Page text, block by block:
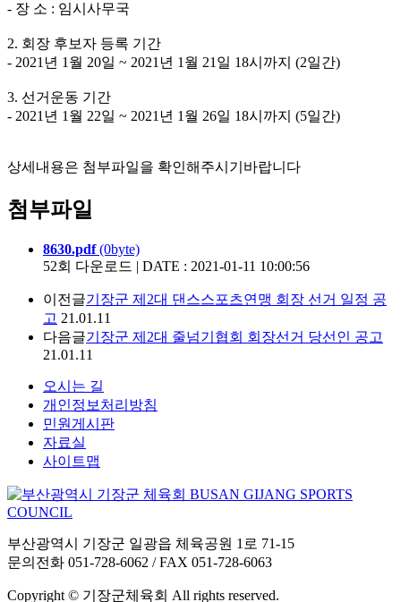
- 장 소 : 임시사무국
2. 회장 후보자 등록 기간
- 2021년 1월 20일 ~ 2021년 1월 21일 18시까지 (2일간)
3. 선거운동 기간
- 2021년 1월 22일 ~ 2021년 1월 26일 18시까지 (5일간)
상세내용은 첨부파일을 확인해주시기바랍니다
첨부파일
8630.pdf(0byte)
52회 다운로드 | DATE : 2021-01-11 10:00:56
이전글기장군 제2대 댄스스포츠연맹 회장 선거 일정 공
고 21.01.11
다음글기장군 제2대 줄넘기협회 회장선거 당선인 공고
21.01.11
오시는 길
개인정보처리방침
민원게시판
자료실
사이트맵
부산광역시 기장군 일광읍 체육공원 1로 71-15
문의전화 051-728-6062 / FAX 051-728-6063
Copyright © 기장군체육회 All rights reserved.